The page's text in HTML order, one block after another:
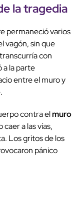
la tragedia
permaneció varios
vagón, sin que
con
a la parte
entre el muro y
contra elmuro
caer a las vías,
Los gritos de los
pánico